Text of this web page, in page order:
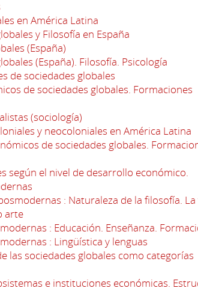
en América Latina
y Filosofía en España
(España)
(España). Filosofía. Psicología
de sociedades globales
de sociedades globales. Formaciones
(sociología)
y neocoloniales en América Latina
de sociedades globales.
según el nivel de desarrollo económico.
: Naturaleza de la filosofía.
arte
: Educación. Enseñanza.
: Lingüística y lenguas
las sociedades globales como categorías
e instituciones económicas.